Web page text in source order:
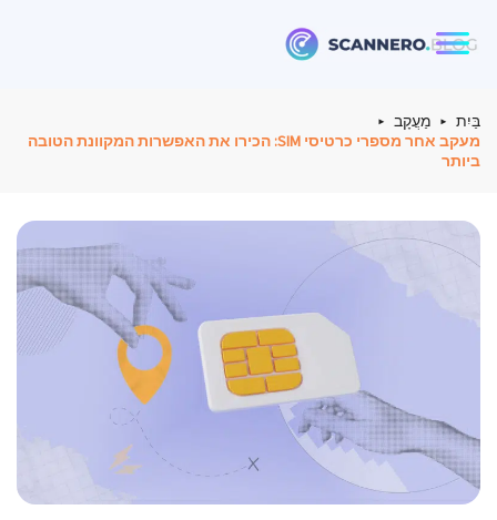
בַּיִת
מַעֲקָב
מעקב אחר מספרי כרטיסי SIM: הכירו את האפשרות המקוונת הטובה
ביותר